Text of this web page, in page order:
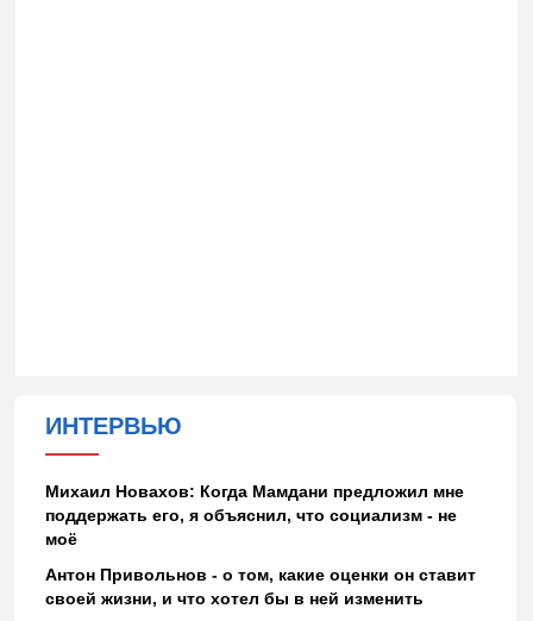
ИНТЕРВЬЮ
Михаил Новахов: Когда Мамдани предложил мне
поддержать его, я объяснил, что социализм - не
моё
Антон Привольнов - о том, какие оценки он ставит
своей жизни, и что хотел бы в ней изменить